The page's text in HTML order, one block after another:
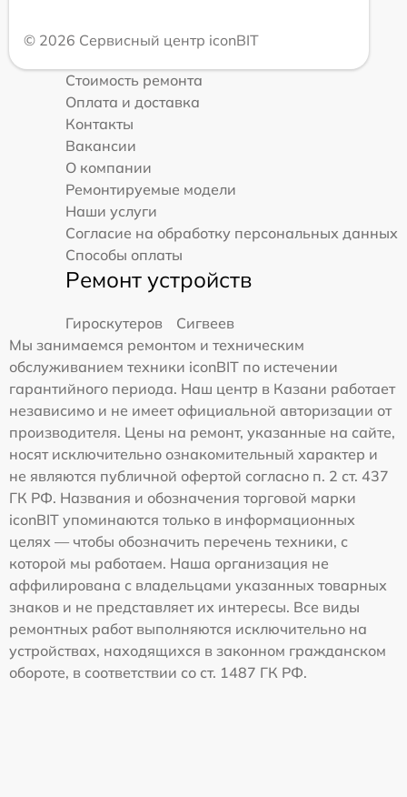
© 2026 Сервисный центр iconBIT
Стоимость ремонта
Оплата и доставка
Контакты
Вакансии
О компании
Ремонтируемые модели
Наши услуги
Согласие на обработку персональных данных
Способы оплаты
Ремонт устройств
Гироскутеров
Сигвеев
Мы занимаемся ремонтом и техническим
обслуживанием техники iconBIT по истечении
гарантийного периода. Наш центр в Казани работает
независимо и не имеет официальной авторизации от
производителя. Цены на ремонт, указанные на сайте,
носят исключительно ознакомительный характер и
не являются публичной офертой согласно п. 2 ст. 437
ГК РФ. Названия и обозначения торговой марки
iconBIT упоминаются только в информационных
целях — чтобы обозначить перечень техники, с
которой мы работаем. Наша организация не
аффилирована с владельцами указанных товарных
знаков и не представляет их интересы. Все виды
ремонтных работ выполняются исключительно на
устройствах, находящихся в законном гражданском
обороте, в соответствии со ст. 1487 ГК РФ.